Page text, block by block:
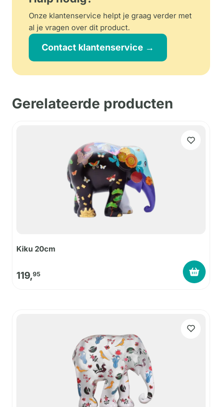
Onze klantenservice helpt je graag verder met
al je vragen over dit product.
Contact klantenservice →
Gerelateerde producten
Kiku 20cm
119,95